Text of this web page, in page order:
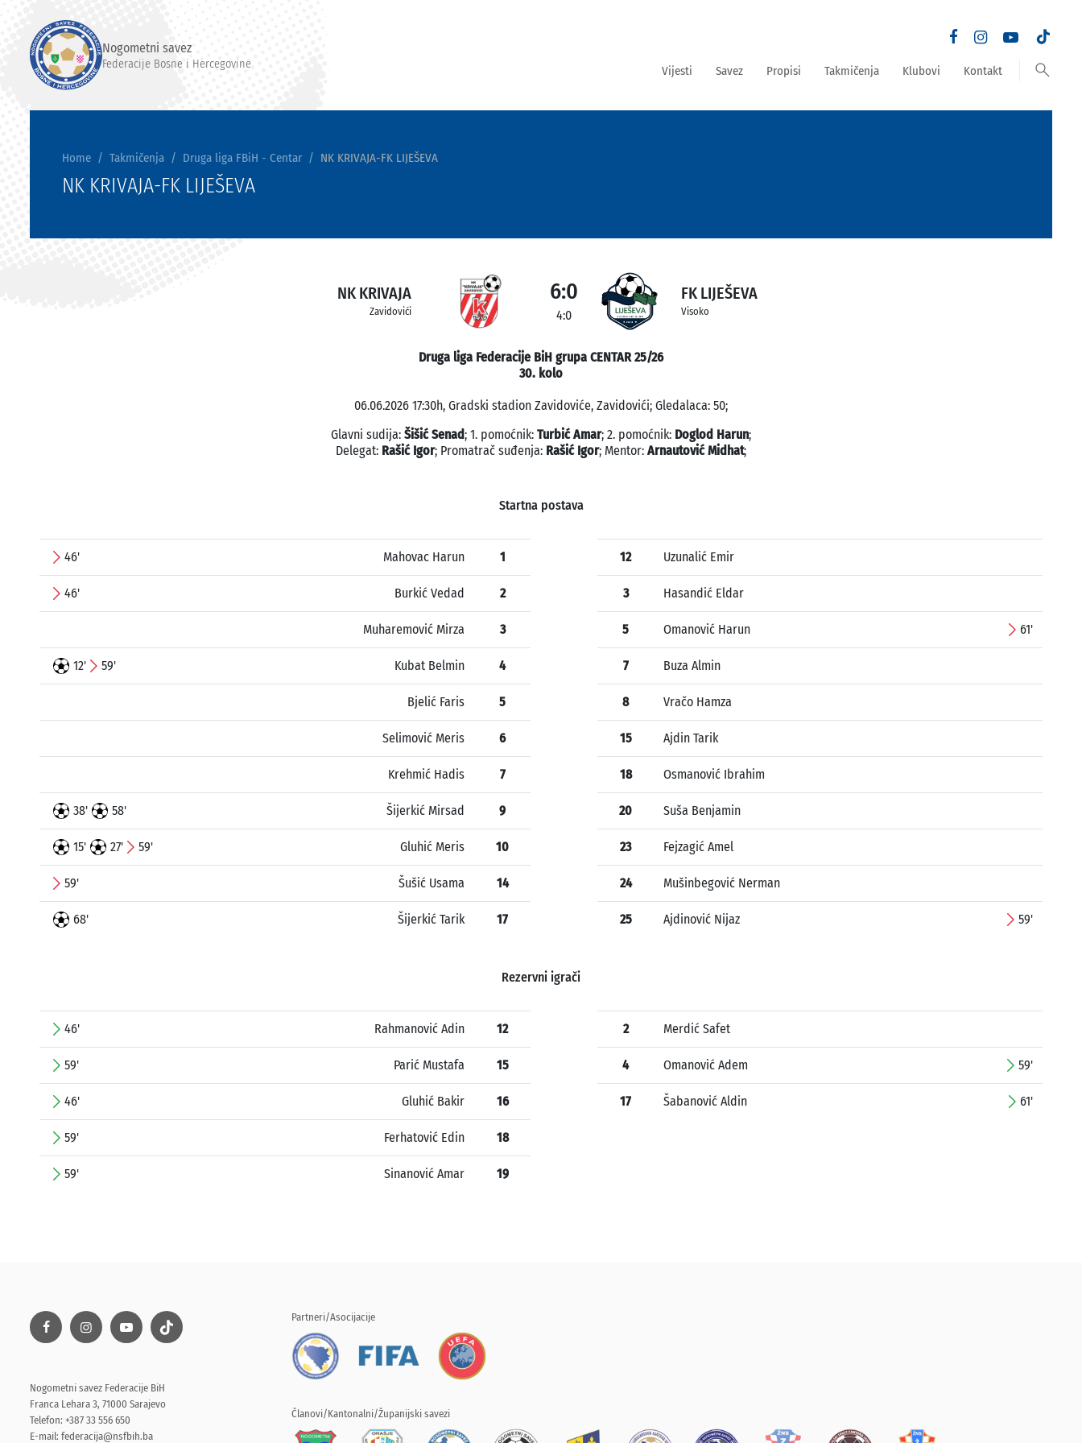
Nogometni savez
Federacije Bosne i Hercegovine Vijesti Savez Propisi Takmičenja Klubovi Kontakt search
Home Takmičenja Druga liga FBiH - Centar NK KRIVAJA-FK LIJEŠEVA
NK KRIVAJA-FK LIJEŠEVA
NK KRIVAJA
Zavidovići
6:0
4:0
FK LIJEŠEVA
Visoko
Druga liga Federacije BiH grupa CENTAR 25/26
30. kolo
06.06.2026 17:30h, Gradski stadion Zavidoviće, Zavidovići; Gledalaca: 50;
Glavni sudija: Šišić Senad; 1. pomoćnik: Turbić Amar; 2. pomoćnik: Doglod Harun;
Delegat: Rašić Igor; Promatrač suđenja: Rašić Igor; Mentor: Arnautović Midhat;
Startna postava
46' Mahovac Harun 1
46' Burkić Vedad 2
Muharemović Mirza 3
12' 59' Kubat Belmin 4
Bjelić Faris 5
Selimović Meris 6
Krehmić Hadis 7
38' 58' Šijerkić Mirsad 9
15' 27' 59' Gluhić Meris 10
59' Šušić Usama 14
68' Šijerkić Tarik 17
12 Uzunalić Emir
3 Hasandić Eldar
5 Omanović Harun 61'
7 Buza Almin
8 Vračo Hamza
15 Ajdin Tarik
18 Osmanović Ibrahim
20 Suša Benjamin
23 Fejzagić Amel
24 Mušinbegović Nerman
25 Ajdinović Nijaz 59'
Rezervni igrači
46' Rahmanović Adin 12
59' Parić Mustafa 15
46' Gluhić Bakir 16
59' Ferhatović Edin 18
59' Sinanović Amar 19
2 Merdić Safet
4 Omanović Adem 59'
17 Šabanović Aldin 61'
Nogometni savez Federacije BiH
Franca Lehara 3, 71000 Sarajevo
Telefon: +387 33 556 650
E-mail: federacija@nsfbih.ba
Partneri/Asocijacije
Članovi/Kantonalni/Županijski savezi